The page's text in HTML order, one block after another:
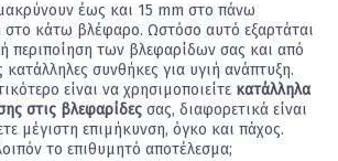
έως και 15 mm στο πάνω
κάτω βλέφαρο. Ωστόσο αυτό εξαρτάται
περιποίηση των βλεφαρίδων σας και από
κατάλληλες συνθήκες για υγιή ανάπτυξη.
είναι να χρησιμοποιείτε κατάλληλα
στις βλεφαρίδες σας, διαφορετικά είναι
μέγιστη επιμήκυνση, όγκο και πάχος.
το επιθυμητό αποτέλεσμα;